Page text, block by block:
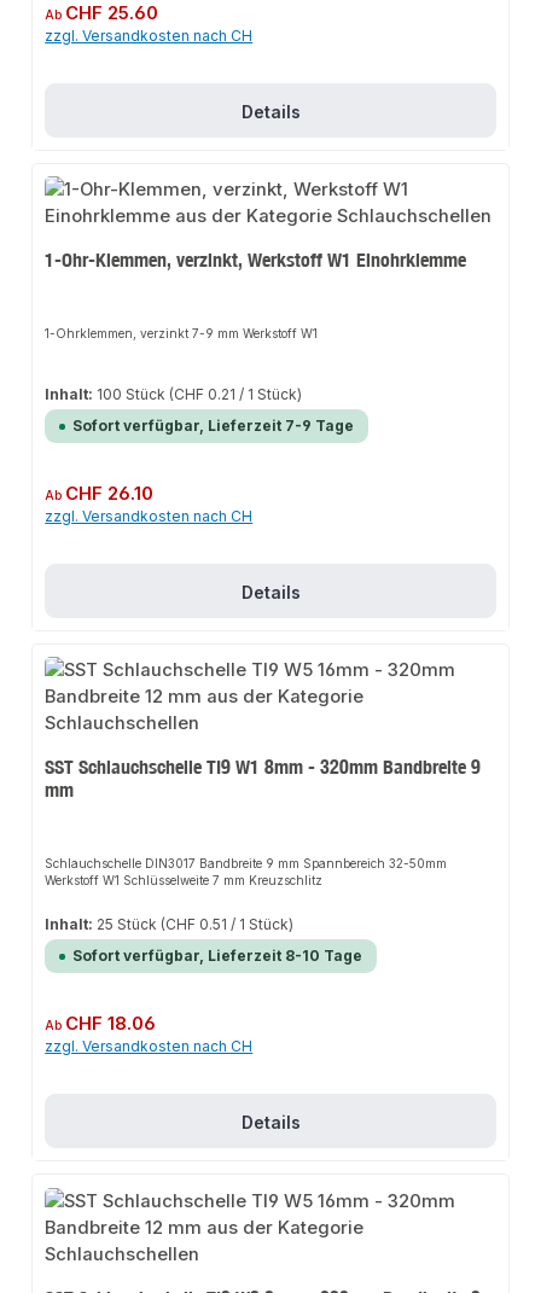
Regulärer Preis:
Ab CHF 25.60
zzgl. Versandkosten nach CH
Details
1-Ohr-Klemmen, verzinkt, Werkstoff W1 Einohrklemme
1-Ohrklemmen, verzinkt 7-9 mm Werkstoff W1
Inhalt: 100 Stück (CHF 0.21 / 1 Stück)
Sofort verfügbar, Lieferzeit 7-9 Tage
Regulärer Preis:
Ab CHF 26.10
zzgl. Versandkosten nach CH
Details
SST Schlauchschelle TI9 W1 8mm - 320mm Bandbreite 9
mm
Schlauchschelle DIN3017 Bandbreite 9 mm Spannbereich 32-50mm
Werkstoff W1 Schlüsselweite 7 mm Kreuzschlitz
Inhalt: 25 Stück (CHF 0.51 / 1 Stück)
Sofort verfügbar, Lieferzeit 8-10 Tage
Regulärer Preis:
Ab CHF 18.06
zzgl. Versandkosten nach CH
Details